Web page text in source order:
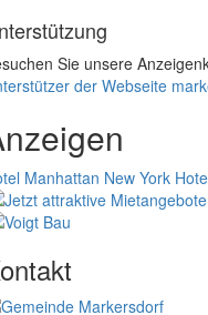
Sie unsere
der Webseite
Manhattan New York